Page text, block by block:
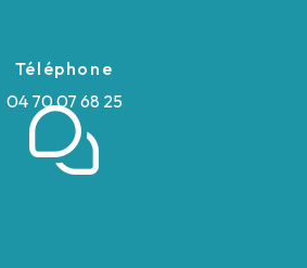
Téléphone
04 70 07 68 25